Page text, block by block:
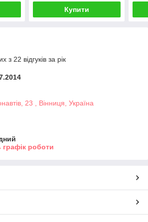
Купити
з 22 відгуків за рік
23 , Вінниця, Україна
графік роботи